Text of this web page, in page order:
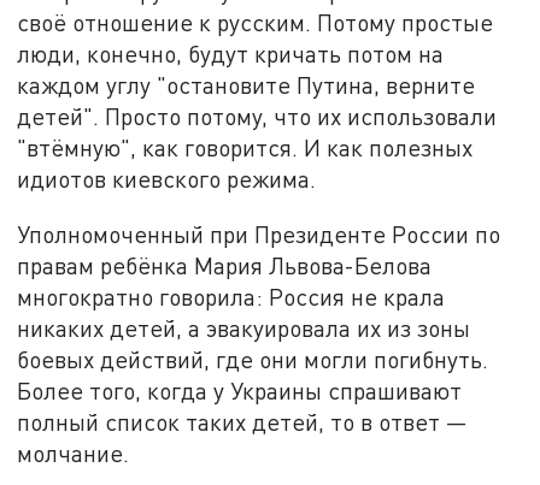
своё отношение к русским. Потому простые
люди, конечно, будут кричать потом на
каждом углу "остановите Путина, верните
детей". Просто потому, что их использовали
"втёмную", как говорится. И как полезных
идиотов киевского режима.
Уполномоченный при Президенте России по
правам ребёнка Мария Львова-Белова
многократно говорила: Россия не крала
никаких детей, а эвакуировала их из зоны
боевых действий, где они могли погибнуть.
Более того, когда у Украины спрашивают
полный список таких детей, то в ответ —
молчание.